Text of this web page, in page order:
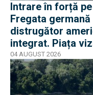
Intrare în forță
Fregata
distrugător
integrat. Piața
Rheinmetall
04 AUGUST 2026